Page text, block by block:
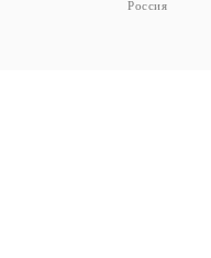
Россия